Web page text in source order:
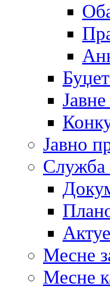
Јавно
Служба
Месне
Месне